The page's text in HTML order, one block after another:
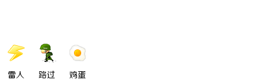
雷人 路过 鸡蛋